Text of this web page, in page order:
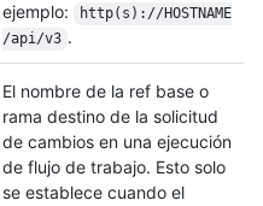
ejemplo:
http(s)://HOSTNAME
/api/v3 .
El nombre de la ref base o
rama destino de la solicitud
de cambios en una ejecución
de flujo de trabajo. Esto solo
se establece cuando el